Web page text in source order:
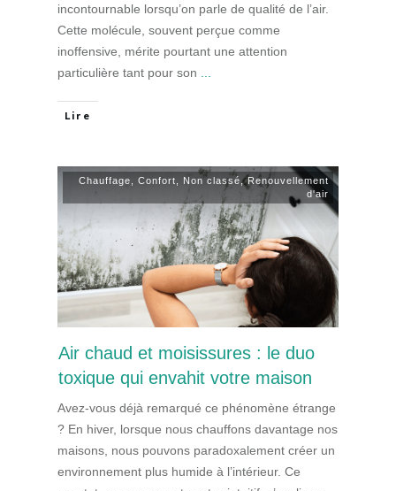
incontournable lorsqu’on parle de qualité de l’air.
Cette molécule, souvent perçue comme
inoffensive, mérite pourtant une attention
particulière tant pour son
Lire
Chauffage ,Confort Non classé ,Renouvellement
d'air
Air chaud et moisissures : le duo
toxique qui envahit votre maison
Avez-vous déjà remarqué ce phénomène étrange
? En hiver, lorsque nous chauffons davantage nos
maisons, nous pouvons paradoxalement créer un
environnement plus humide à l’intérieur. Ce